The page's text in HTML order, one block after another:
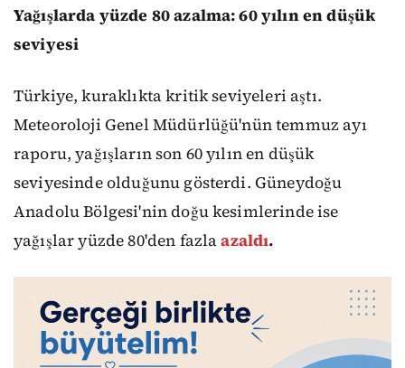
Yağışlarda yüzde 80 azalma: 60 yılın en düşük
seviyesi
Türkiye, kuraklıkta kritik seviyeleri aştı.
Meteoroloji Genel Müdürlüğü'nün temmuz ayı
raporu, yağışların son 60 yılın en düşük
seviyesinde olduğunu gösterdi. Güneydoğu
Anadolu Bölgesi'nin doğu kesimlerinde ise
yağışlar yüzde 80'den fazlaazaldı.